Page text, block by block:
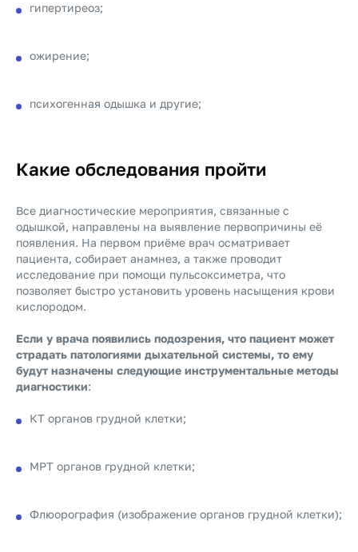
гипертиреоз;
ожирение;
психогенная одышка и другие;
Какие обследования пройти
Все диагностические мероприятия, связанные с
одышкой, направлены на выявление первопричины её
появления. На первом приёме врач осматривает
пациента, собирает анамнез, а также проводит
исследование при помощи пульсоксиметра, что
позволяет быстро установить уровень насыщения крови
кислородом.
Если у врача появились подозрения, что пациент может
страдать патологиями дыхательной системы, то ему
будут назначены следующие инструментальные методы
диагностики:
КТ органов грудной клетки;
МРТ органов грудной клетки;
Флюорография (изображение органов грудной клетки);